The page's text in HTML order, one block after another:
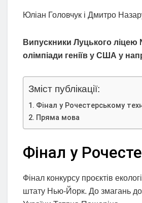
Юліан Головчук і Дмитро
Випускники Луцького ліцею
олімпіади геніїв у США у
Зміст публікації:
Фінал у Рочестерському
Пряма мова
Фінал у
Фінал конкурсу проєктів
штату Нью-Йорк. До змагань